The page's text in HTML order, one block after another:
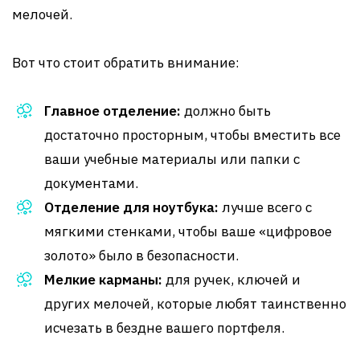
мелочей.
Вот что стоит обратить внимание:
Главное отделение: должно быть
достаточно просторным, чтобы вместить все
ваши учебные материалы или папки с
документами.
Отделение для ноутбука: лучше всего с
мягкими стенками, чтобы ваше «цифровое
золото» было в безопасности.
Мелкие карманы: для ручек, ключей и
других мелочей, которые любят таинственно
исчезать в бездне вашего портфеля.